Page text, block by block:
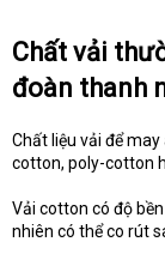
Chất vải
đoàn thanh
Chất liệu vải để
cotton, poly-cotton
Vải cotton có độ
nhiên có thể co rút